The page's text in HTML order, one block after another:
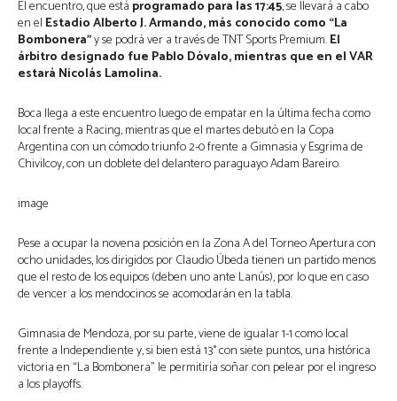
El encuentro, que está programado para las 17:45, se llevará a cabo
en el Estadio Alberto J. Armando, más conocido como “La
Bombonera”y se podrá ver a través de TNT Sports Premium.El
árbitro designado fue Pablo Dóvalo, mientras que en el VAR
estará Nicolás Lamolina.
Boca llega a este encuentro luego de empatar en la última fecha como
local frente a Racing, mientras que el martes debutó en la Copa
Argentina con un cómodo triunfo 2-0 frente a Gimnasia y Esgrima de
Chivilcoy, con un doblete del delantero paraguayo Adam Bareiro.
image
Pese a ocupar la novena posición en la Zona A del Torneo Apertura con
ocho unidades, los dirigidos por Claudio Úbeda tienen un partido menos
que el resto de los equipos (deben uno ante Lanús), por lo que en caso
de vencer a los mendocinos se acomodarán en la tabla.
Gimnasia de Mendoza, por su parte, viene de igualar 1-1 como local
frente a Independiente y, si bien está 13° con siete puntos, una histórica
victoria en “La Bombonera” le permitiría soñar con pelear por el ingreso
a los playoffs.